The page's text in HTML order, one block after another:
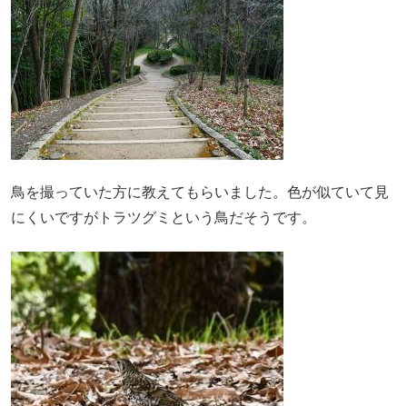
鳥を撮っていた方に教えてもらいました。色が似ていて見
にくいですがトラツグミという鳥だそうです。